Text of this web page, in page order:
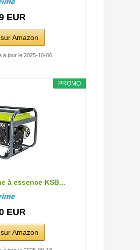
EUR
Amazon
à jour le 2025-10-06
PROMO
à essence KSB...
EUR
Amazon